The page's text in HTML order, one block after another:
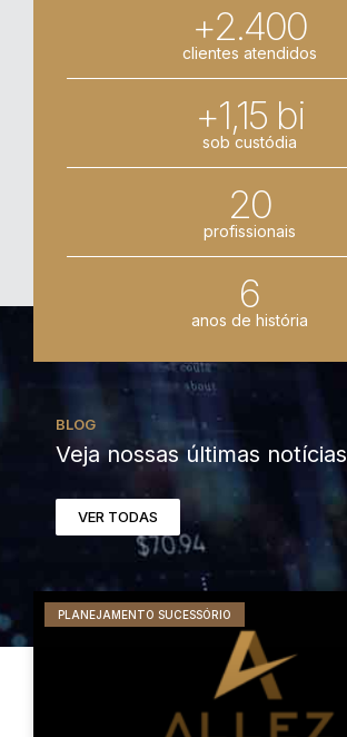
+2.400
clientes atendidos
+1,15 bi
sob custódia
20
profissionais
6
anos de história
BLOG
Veja nossas últimas notícias
VER TODAS
PLANEJAMENTO SUCESSÓRIO